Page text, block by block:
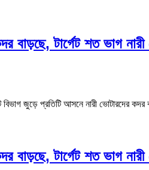
বাড়ছে, টার্গেট শত ভাগ
জুড়ে প্রতিটি আসনে নারী ভোটারদের কদর
বাড়ছে, টার্গেট শত ভাগ